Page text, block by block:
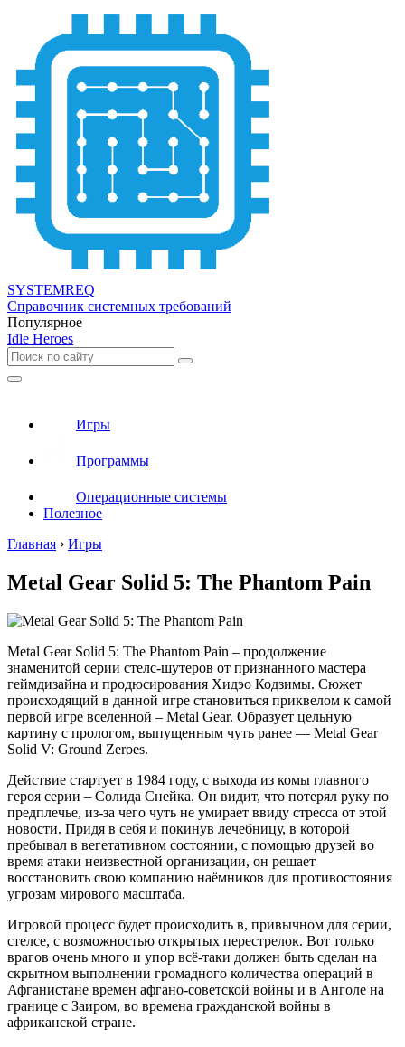
SYSTEMREQ
Справочник системных требований
Популярное
Idle Heroes
Игры
Программы
Операционные системы
Полезное
Главная › Игры
Metal Gear Solid 5: The Phantom Pain
Metal Gear Solid 5: The Phantom Pain – продолжение
знаменитой серии стелс-шутеров от признанного мастера
геймдизайна и продюсирования Хидэо Кодзимы. Сюжет
происходящий в данной игре становиться приквелом к самой
первой игре вселенной – Metal Gear. Образует цельную
картину с прологом, выпущенным чуть ранее — Metal Gear
Solid V: Ground Zeroes.
Действие стартует в 1984 году, с выхода из комы главного
героя серии – Солида Снейка. Он видит, что потерял руку по
предплечье, из-за чего чуть не умирает ввиду стресса от этой
новости. Придя в себя и покинув лечебницу, в которой
пребывал в вегетативном состоянии, с помощью друзей во
время атаки неизвестной организации, он решает
восстановить свою компанию наёмников для противостояния
угрозам мирового масштаба.
Игровой процесс будет происходить в, привычном для серии,
стелсе, с возможностью открытых перестрелок. Вот только
врагов очень много и упор всё-таки должен быть сделан на
скрытном выполнении громадного количества операций в
Афганистане времен афгано-советской войны и в Анголе на
границе с Заиром, во времена гражданской войны в
африканской стране.